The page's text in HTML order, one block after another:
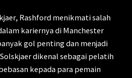
Rashford menikmati salah
kariernya di Manchester
gol penting dan menjadi
dikenal sebagai pelatih
kepada para pemain